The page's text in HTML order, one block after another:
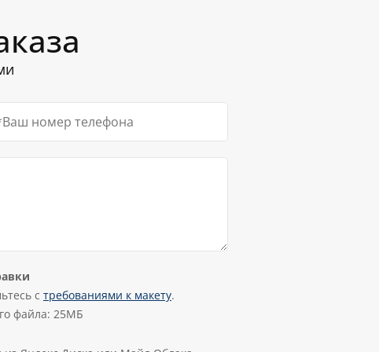
с требованиями к макету.
файла: 25МБ